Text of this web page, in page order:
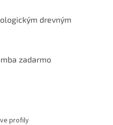
drevným
zadarmo
profily